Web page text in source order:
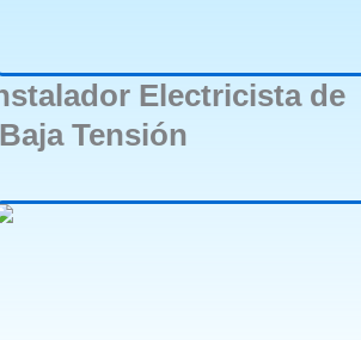
Electricista de
Baja Tensión